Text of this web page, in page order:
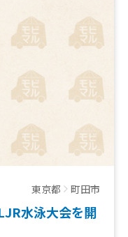
東京都 町田市
水泳大会を開